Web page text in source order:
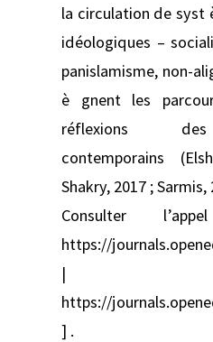
la circulation de syst
idéologiques –
panislamisme,
è gnent les
réflexions
contemporains
Shakry, 2017 ; Sarmis,
Consulter
https://
|
https://
] .